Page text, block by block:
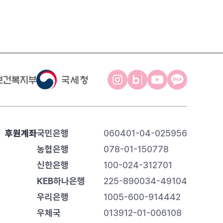
후원계좌국민은행
060401-04-025956
농협은행
078-01-150778
신한은행
100-024-312701
KEB하나은행
225-890034-49104
우리은행
1005-600-914442
우체국
013912-01-006108